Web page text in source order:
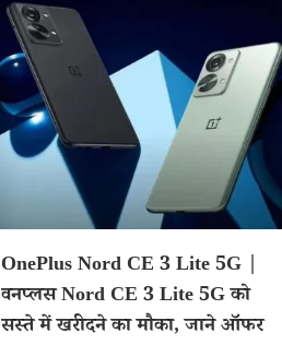
OnePlus Nord CE 3 Lite 5G |
वनप्लस Nord CE 3 Lite 5G को
सस्ते में खरीदने का मौका, जाने ऑफर